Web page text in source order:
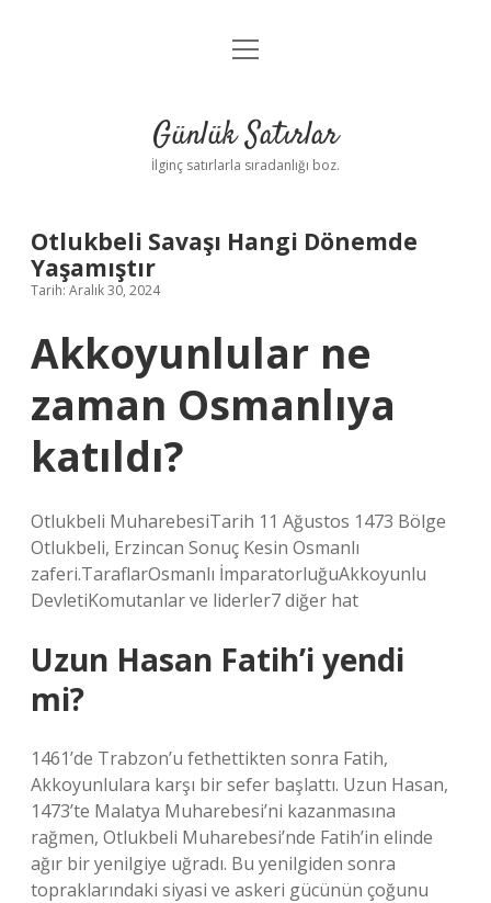
Anasayfa
Yasal Uyarı
menüyü
Günlük Satırlar
İlginç satırlarla sıradanlığı boz.
Otlukbeli Savaşı Hangi Dönemde
Yaşamıştır
Tarih: Aralık 30, 2024
Akkoyunlular ne
zaman Osmanlıya
katıldı?
Otlukbeli MuharebesiTarih 11 Ağustos 1473 Bölge
Otlukbeli, Erzincan Sonuç Kesin Osmanlı
zaferi.TaraflarOsmanlı İmparatorluğuAkkoyunlu
DevletiKomutanlar ve liderler7 diğer hat
Uzun Hasan Fatih’i yendi
mi?
1461’de Trabzon’u fethettikten sonra Fatih,
Akkoyunlulara karşı bir sefer başlattı. Uzun Hasan,
1473’te Malatya Muharebesi’ni kazanmasına
rağmen, Otlukbeli Muharebesi’nde Fatih’in elinde
ağır bir yenilgiye uğradı. Bu yenilgiden sonra
topraklarındaki siyasi ve askeri gücünün çoğunu